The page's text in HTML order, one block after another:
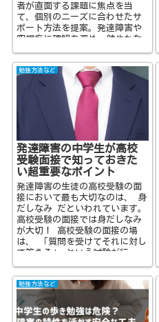
者が直面する課題に焦点を当
て、個別のニーズに合わせたサ
ポート方法を提案。発達障害や
空想癖に理解を深め、健やかな
と知識を提供します。
勉強方法など
発達障害の中学生が高校
受験面接で知っておきた
い超重要なポイント
発達障害の生徒の高校受験の面
接において最も大切なのは、 身
だしなみ だといわれています。
高校受験の面接では身だしなみ
が大切！ 高校受験の面接の場
は、 「質問を受けてそれに対し
て答える」 という試験が行
勉強方法など